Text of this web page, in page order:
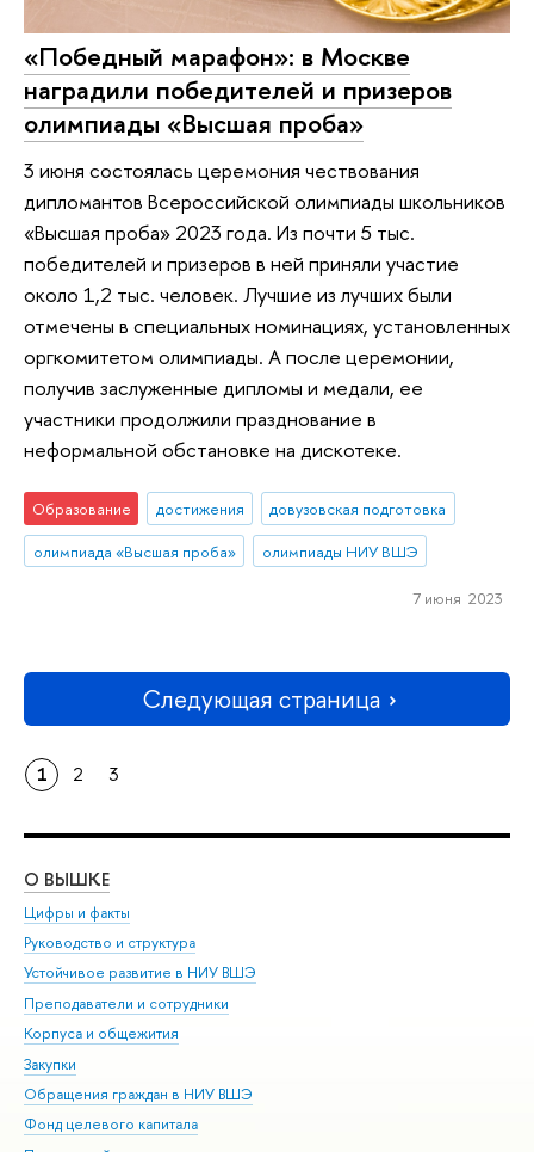
«Победный марафон»: в Москве
наградили победителей и призеров
олимпиады «Высшая проба»
3 июня состоялась церемония чествования
дипломантов Всероссийской олимпиады школьников
«Высшая проба» 2023 года. Из почти 5 тыс.
победителей и призеров в ней приняли участие
около 1,2 тыс. человек. Лучшие из лучших были
отмечены в специальных номинациях, установленных
оргкомитетом олимпиады. А после церемонии,
получив заслуженные дипломы и медали, ее
участники продолжили празднование в
неформальной обстановке на дискотеке.
Образование достижения
довузовская подготовка
олимпиада «Высшая проба»
олимпиады НИУ ВШЭ
7 июня 2023
Следующая страница
1 2 3
О ВЫШКЕ
Цифры и факты
Руководство и структура
Устойчивое развитие в НИУ ВШЭ
Преподаватели и сотрудники
Корпуса и общежития
Закупки
Обращения граждан в НИУ ВШЭ
Фонд целевого капитала